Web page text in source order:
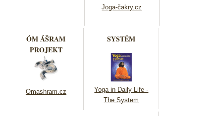
Joga-čakry.cz
ÓM ÁŠRAM
PROJEKT
Omashram.cz
SYSTÉM
Yoga in Daily Life -
The System